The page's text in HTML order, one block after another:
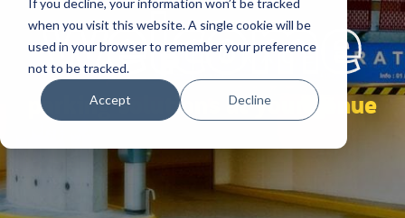
when you visit this website. A single cookie will be
used in your browser to remember your preference
not to be tracked.
Accept Decline
welcome
parking solutions at your venue